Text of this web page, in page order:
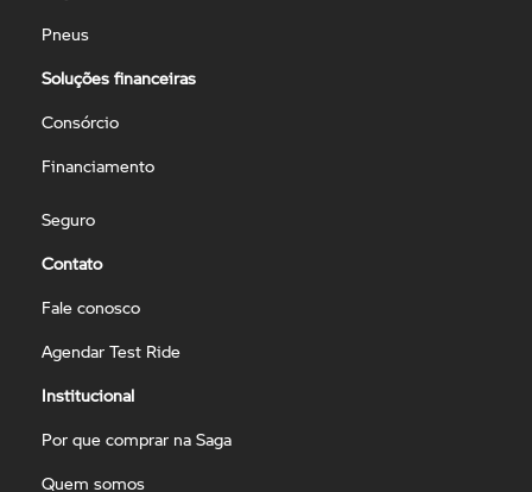
Pneus
Soluções financeiras
Consórcio
Financiamento
Seguro
Contato
Fale conosco
Agendar Test Ride
Institucional
Por que comprar na Saga
Quem somos